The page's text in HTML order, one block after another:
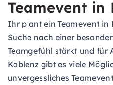
Teamevent in
Ihr plant ein Teamevent in
Suche nach einer
Teamgefühl stärkt und für
Koblenz gibt es viele
unvergesslichesTeamevent